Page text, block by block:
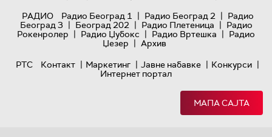
РАДИО
Радио Београд 1 | Радио Београд 2 | Радио
Београд 3 | Београд 202 | Радио Плетеница | Радио
Рокенролер | Радио Џубокс | Радио Вртешка | Радио
Џезер | Архив
РТС
Контакт | Маркетинг | Јавне набавке | Конкурси |
Интернет портал
МАПА САЈТА